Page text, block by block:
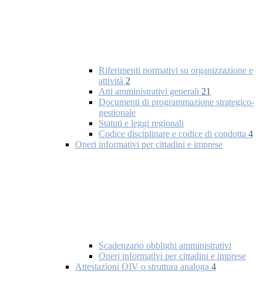
Riferimenti normativi su organizzazione e
attività 2
Atti amministrativi generali 21
Documenti di programmazione strategico-
gestionale
Statuti e leggi regionali
Codice disciplinare e codice di condotta 4
Oneri informativi per cittadini e imprese
Scadenzario obblighi amministrativi
Oneri informativi per cittadini e imprese
Attestazioni OIV o struttura analoga 4